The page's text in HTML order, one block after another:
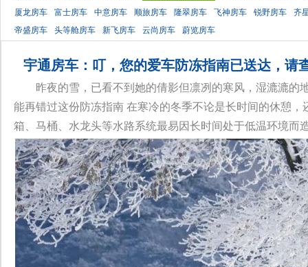
厦龙房车 富士房车 中意房车 顺旅房车 隆翠房车 飞神房车 锐野房车 齐
帝盛房车 头等舱房车 新飞房车 云尚房车 蔚览房车
宇通房车：叮，您的爱车防冻指南已送达，请
昨夜的雪，已看不到她的倩影但凛冽的寒风，湿漉漉
能再错过这份防冻指南 在寒冷的冬季不论是长时间的休憩
箱、马桶、水龙头等水路系统最易因长时间处于低温环境而